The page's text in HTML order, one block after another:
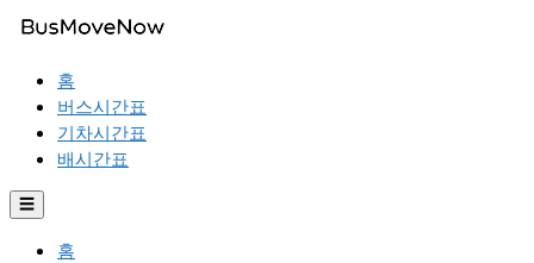
홈
버스시간표
기차시간표
배시간표
☰
홈